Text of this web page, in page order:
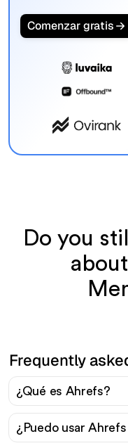
Comenzar gratis
Do you
Frequently
¿Qué es Ahrefs?
¿Puedo usar